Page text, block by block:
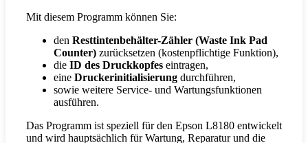
Mit diesem Programm können Sie:
den Resttintenbehälter-Zähler (Waste Ink Pad
Counter) zurücksetzen (kostenpflichtige Funktion),
die ID des Druckkopfes eintragen,
eine Druckerinitialisierung durchführen,
sowie weitere Service- und Wartungsfunktionen
ausführen.
Das Programm ist speziell für den Epson L8180 entwickelt
und wird hauptsächlich für Wartung, Reparatur und die